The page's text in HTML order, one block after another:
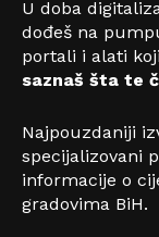
U doba
dođeš na
portali i alati
saznaš šta te
Najpouzdaniji
specijalizovani
informacije o
gradovima BiH.